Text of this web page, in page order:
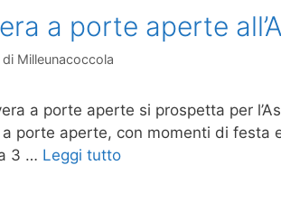
a porte aperte
di Milleunacoccola
a porte aperte si prospetta per
porte aperte, con momenti di festa
3 … Leggi tutto